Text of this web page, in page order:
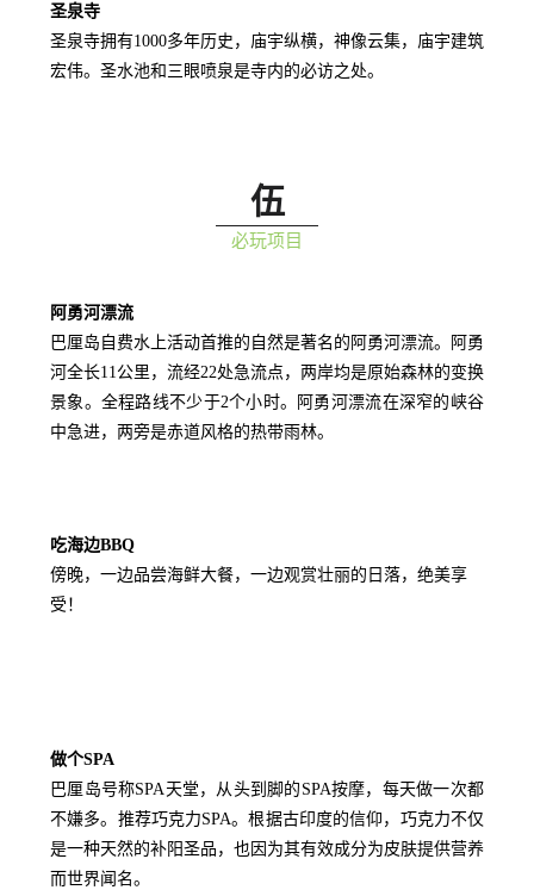
圣泉寺
圣泉寺拥有1000多年历史，庙宇纵横，神像云集，庙宇建筑
宏伟。圣水池和三眼喷泉是寺内的必访之处。
伍
必玩项目
阿勇河漂流
巴厘岛自费水上活动首推的自然是著名的阿勇河漂流。阿勇
河全长11公里，流经22处急流点，两岸均是原始森林的变换
景象。全程路线不少于2个小时。阿勇河漂流在深窄的峡谷
中急进，两旁是赤道风格的热带雨林。
吃海边BBQ
傍晚，一边品尝海鲜大餐，一边观赏壮丽的日落，绝美享
受！
做个SPA
巴厘岛号称SPA天堂，从头到脚的SPA按摩，每天做一次都
不嫌多。推荐巧克力SPA。根据古印度的信仰，巧克力不仅
是一种天然的补阳圣品，也因为其有效成分为皮肤提供营养
而世界闻名。